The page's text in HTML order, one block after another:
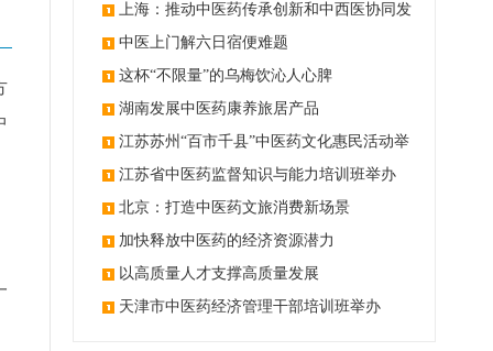
上海：推动中医药传承创新和中西医协同发
展 中医上门解六日宿便难题
这杯“不限量”的乌梅饮沁人心脾
湖南发展中医药康养旅居产品
江苏苏州“百市千县”中医药文化惠民活动举
办 江苏省中医药监督知识与能力培训班举办
北京：打造中医药文旅消费新场景
加快释放中医药的经济资源潜力
以高质量人才支撑高质量发展
天津市中医药经济管理干部培训班举办